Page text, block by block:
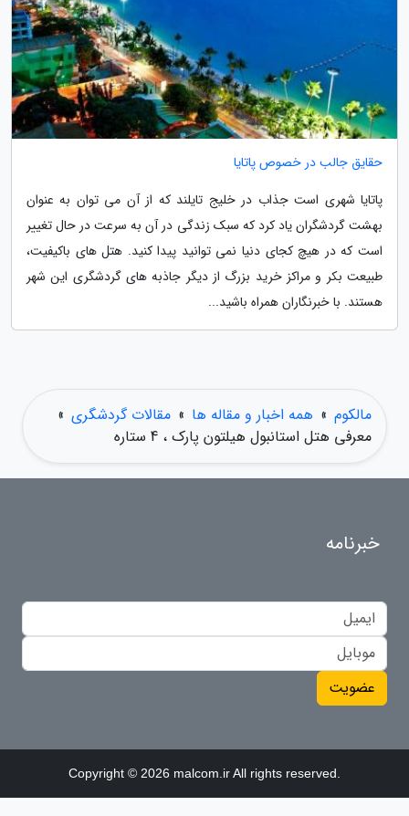
حقایق جالب در خصوص پاتایا
پاتایا شهری است جذاب در خلیج تایلند که از آن می توان به عنوان
بهشت گردشگران یاد کرد که سبک زندگی در آن به سرعت در حال تغییر
است که در هیچ کجای دنیا نمی توانید پیدا کنید. هتل های باکیفیت،
طبیعت بکر و مراکز خرید بزرگ از دیگر جاذبه های گردشگری این شهر
هستند. با خبرنگاران همراه باشید...
مالکوم » همه اخبار و مقاله ها » مقالات گردشگری »
معرفی هتل استانبول هیلتون پارک ، 4 ستاره
خبرنامه
عضویت
Copyright © 2026 malcom.ir All rights reserved.